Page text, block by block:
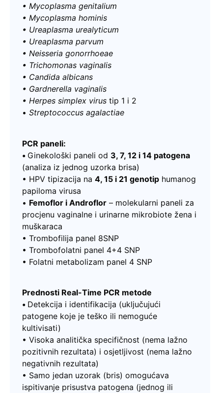
• Mycoplasma genitalium
• Mycoplasma hominis
• Ureaplasma urealyticum
• Ureaplasma parvum
• Neisseria gonorrhoeae
• Trichomonas vaginalis
• Candida albicans
• Gardnerella vaginalis
• Herpes simplex virus tip 1 i 2
• Streptococcus agalactiae
PCR paneli:
• Ginekološki paneli od 3, 7, 12 i 14 patogena
(analiza iz jednog uzorka brisa)
• HPV tipizacija na 4, 15 i 21 genotip humanog
papiloma virusa
• Femoflor i Androflor – molekularni paneli za
procjenu vaginalne i urinarne mikrobiote žena i
muškaraca
• Trombofilija panel 8SNP
• Trombofolatni panel 4+4 SNP
• Folatni metabolizam panel 4 SNP
Prednosti Real-Time PCR metode
• Detekcija i identifikacija (uključujući
patogene koje je teško ili nemoguće
kultivisati)
• Visoka analitička specifičnost (nema lažno
pozitivnih rezultata) i osjetljivost (nema lažno
negativnih rezultata)
• Samo jedan uzorak (bris) omogućava
ispitivanje prisustva patogena (jednog ili